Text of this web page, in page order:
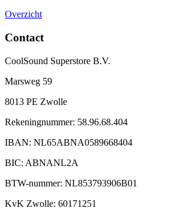
Overzicht
Contact
CoolSound Superstore B.V.
Marsweg 59
8013 PE Zwolle
Rekeningnummer: 58.96.68.404
IBAN: NL65ABNA0589668404
BIC: ABNANL2A
BTW-nummer: NL853793906B01
KvK Zwolle: 60171251